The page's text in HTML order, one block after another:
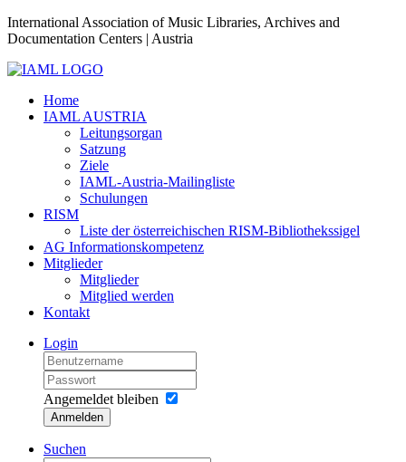
International Association of Music Libraries, Archives and
Documentation Centers | Austria
Home
IAML AUSTRIA
Leitungsorgan
Satzung
Ziele
IAML-Austria-Mailingliste
Schulungen
RISM
Liste der österreichischen RISM-Bibliothekssigel
AG Informationskompetenz
Mitglieder
Mitglieder
Mitglied werden
Kontakt
Login
Angemeldet bleiben
Anmelden
Suchen